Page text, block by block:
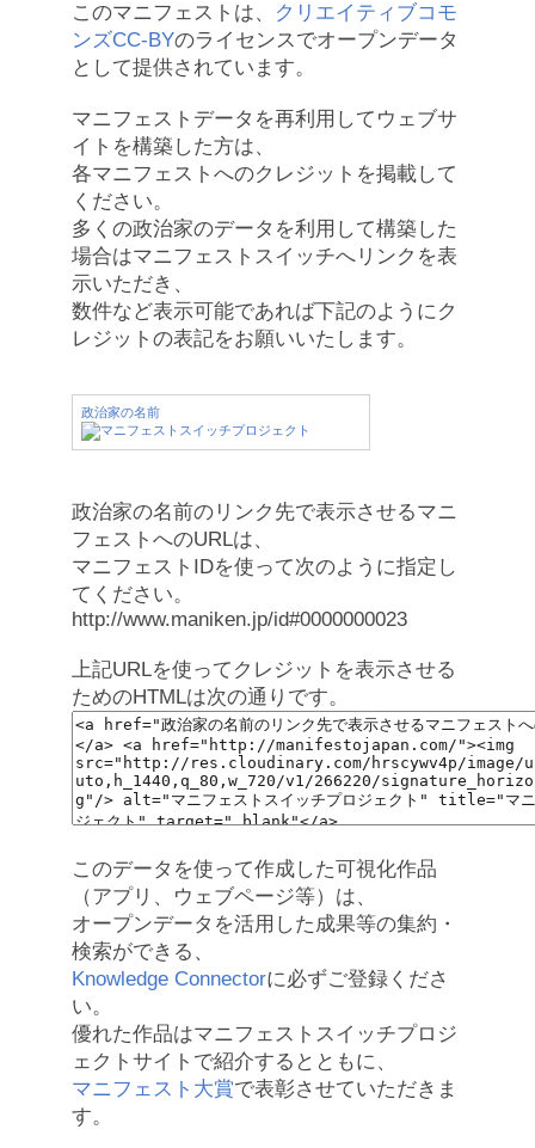
このマニフェストは、
クリエイティブコモ
ンズCC-BYのライセンスでオープンデータ
として提供されています。
マニフェストデータを再利用してウェブサ
イトを構築した方は、
各マニフェストへのクレジットを掲載して
ください。
多くの政治家のデータを利用して構築した
場合はマニフェストスイッチへリンクを表
示いただき、
数件など表示可能であれば下記のようにク
レジットの表記をお願いいたします。
政治家の名前
政治家の名前のリンク先で表示させるマニ
フェストへのURLは、
マニフェストIDを使って次のように指定し
てください。
http://www.maniken.jp/id#0000000023
上記URLを使ってクレジットを表示させる
ためのHTMLは次の通りです。
このデータを使って作成した可視化作品
（アプリ、ウェブページ等）は、
オープンデータを活用した成果等の集約・
検索ができる、
Knowledge Connectorに必ずご登録くださ
い。
優れた作品はマニフェストスイッチプロジ
ェクトサイトで紹介するとともに、
マニフェスト大賞で表彰させていただきま
す。